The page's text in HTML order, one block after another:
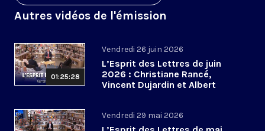
Autres vidéos de l'émission
01:25:28
Vendredi 26 juin 2026
L’Esprit des Lettres de juin
2026 : Christiane Rancé,
Vincent Dujardin et Albert
Vendredi 29 mai 2026